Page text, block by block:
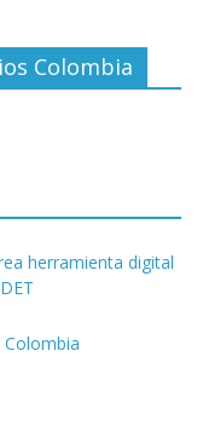
Colombia
herramienta digital